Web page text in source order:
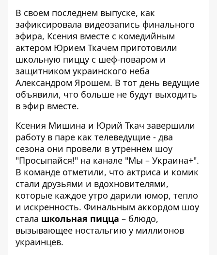
В своем последнем выпуске, как
зафиксировала видеозапись финального
эфира, Ксения вместе с комедийным
актером Юрием Ткачем приготовили
школьную пиццу с шеф-поваром и
защитником украинского неба
Александром Ярошем. В тот день ведущие
объявили, что больше не будут выходить
в эфир вместе.
Ксения Мишина и Юрий Ткач завершили
работу в паре как телеведущие - два
сезона они провели в утреннем шоу
"Просыпайся!" на канале "Мы – Украина+".
В команде отметили, что актриса и комик
стали друзьями и вдохновителями,
которые каждое утро дарили юмор, тепло
и искренность. Финальным аккордом шоу
стала школьная пицца – блюдо,
вызывающее ностальгию у миллионов
украинцев.